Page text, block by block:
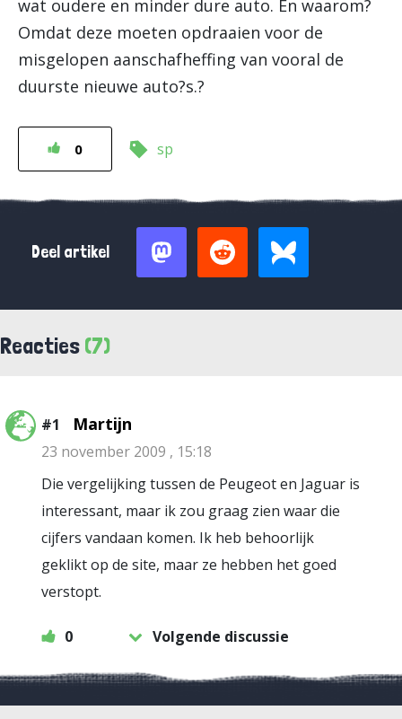
wat oudere en minder dure auto. En waarom?
Omdat deze moeten opdraaien voor de
misgelopen aanschafheffing van vooral de
duurste nieuwe auto?s.?
0 sp
Deel artikel
Reacties (7)
#1 Martijn
23 november 2009 , 15:18
Die vergelijking tussen de Peugeot en Jaguar is
interessant, maar ik zou graag zien waar die
cijfers vandaan komen. Ik heb behoorlijk
geklikt op de site, maar ze hebben het goed
verstopt.
0 Volgende discussie